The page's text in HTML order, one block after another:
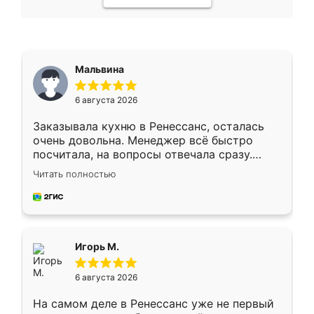
Мальвина
6 августа 2026
Заказывала кухню в Ренессанс, осталась
очень довольна. Менеджер всё быстро
посчитала, на вопросы отвечала сразу.
Замерщик приехал в субботу, подошёл к
делу со всей ответственностью. Собрали
за день, ребята работали аккуратно, даже
Читать полностью
Игорь М.
6 августа 2026
На самом деле в Ренессанс уже не первый